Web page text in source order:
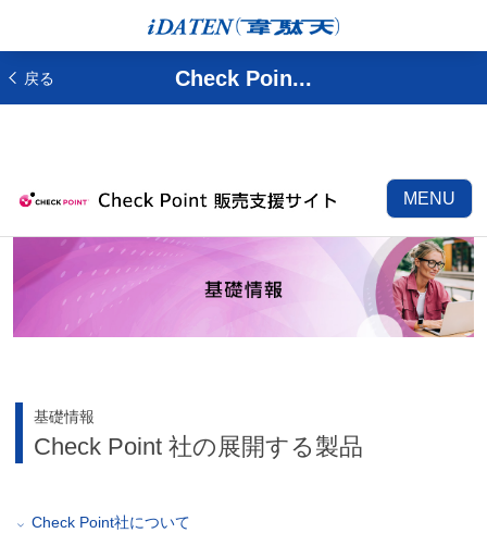
戻る Check Poin...
MENU
基礎情報
Check Point 社の展開する製品
Check Point社について